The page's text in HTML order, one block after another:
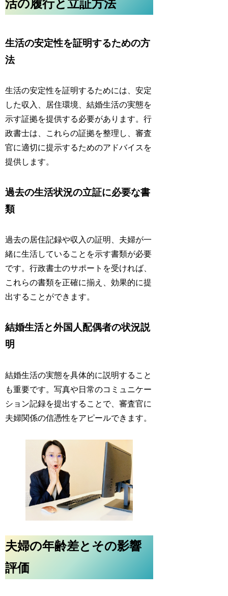
活の履行と立証方法
生活の安定性を証明するための方
法
生活の安定性を証明するためには、安定
した収入
居住環境 、結婚生活の実態を
示す証拠を提供する必要があります。行
政書士は、これらの証拠を整理し、審査
官に適切に提示するためのアドバイスを
提供します。
過去の生活状況の立証に必要な書
類
過去の居住記録や収入の証明、夫婦が一
緒に生活していることを示す書類が必要
です。行政書士のサポートを受ければ、
これらの書類を正確に揃え、効果的に提
出することができます。
結婚生活と外国人配偶者の状況説
明
結婚生活の実態を具体的に説明すること
も重要です。写真や日常のコミュニケー
ション記録を提出することで、審査官に
夫婦関係の信憑性をアピールできます。
夫婦の年齢差とその影響
評価